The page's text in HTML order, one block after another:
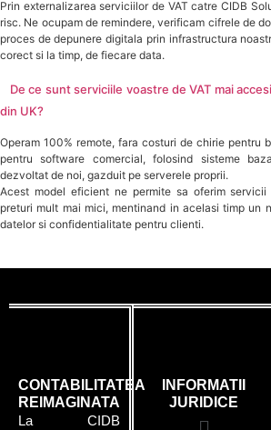
Prin externalizarea serviciilor de VAT catre CIDB
risc. Ne ocupam de remindere, verificam cifrele de
proces de depunere digitala prin infrastructura
corect si la timp, de fiecare data.
De ce sunt serviciile voastre de VAT mai
din UK?
Operam 100% remote, fara costuri de chirie pentru
pentru software comercial, folosind sisteme
dezvoltat de noi, gazduit pe serverele proprii.
Acest model eficient ne permite sa oferim
preturi mult mai mici, mentinand in acelasi timp un
datelor si confidentialitate pentru clienti.
CONTABILITATEA
REIMAGINATA
La CIDB
INFORMATII
JURIDICE